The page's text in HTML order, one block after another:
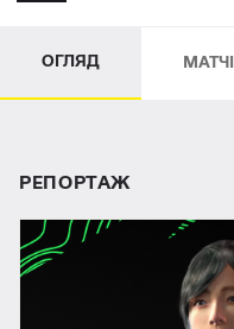
ОГЛЯД МАТЧІ
РЕПОРТАЖ